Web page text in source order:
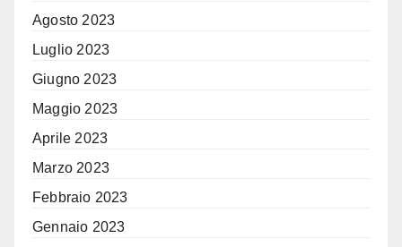
Agosto 2023
Luglio 2023
Giugno 2023
Maggio 2023
Aprile 2023
Marzo 2023
Febbraio 2023
Gennaio 2023